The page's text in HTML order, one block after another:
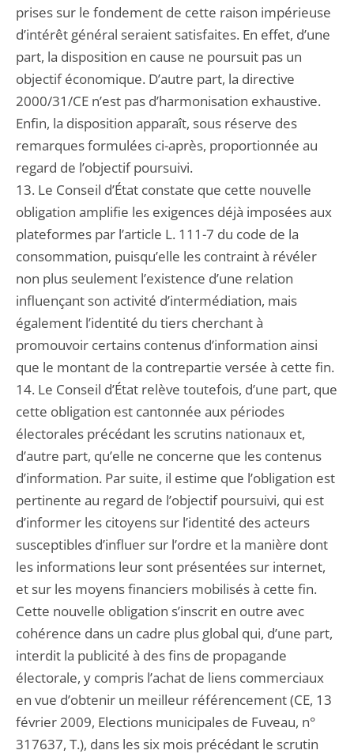
prises sur le fondement de cette raison impérieuse
d’intérêt général seraient satisfaites. En effet, d’une
part, la disposition en cause ne poursuit pas un
objectif économique. D’autre part, la directive
2000/31/CE n’est pas d’harmonisation exhaustive.
Enfin, la disposition apparaît, sous réserve des
remarques formulées ci-après, proportionnée au
regard de l’objectif poursuivi.
13. Le Conseil d’État constate que cette nouvelle
obligation amplifie les exigences déjà imposées aux
plateformes par l’article L. 111-7 du code de la
consommation, puisqu’elle les contraint à révéler
non plus seulement l’existence d’une relation
influençant son activité d’intermédiation, mais
également l’identité du tiers cherchant à
promouvoir certains contenus d’information ainsi
que le montant de la contrepartie versée à cette fin.
14. Le Conseil d’État relève toutefois, d’une part, que
cette obligation est cantonnée aux périodes
électorales précédant les scrutins nationaux et,
d’autre part, qu’elle ne concerne que les contenus
d’information. Par suite, il estime que l’obligation est
pertinente au regard de l’objectif poursuivi, qui est
d’informer les citoyens sur l’identité des acteurs
susceptibles d’influer sur l’ordre et la manière dont
les informations leur sont présentées sur internet,
et sur les moyens financiers mobilisés à cette fin.
Cette nouvelle obligation s’inscrit en outre avec
cohérence dans un cadre plus global qui, d’une part,
interdit la publicité à des fins de propagande
électorale, y compris l’achat de liens commerciaux
en vue d’obtenir un meilleur référencement (CE, 13
février 2009, Elections municipales de Fuveau, n°
317637, T.), dans les six mois précédant le scrutin